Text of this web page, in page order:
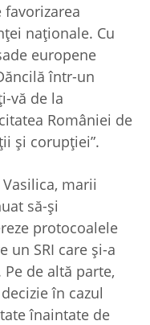
naţionale. Cu
europene
într-un
vă de la
României de
şi corupţiei”.
marii
să-şi
protocoalele
un SRI care şi-a
de altă parte,
în cazul
înaintate de